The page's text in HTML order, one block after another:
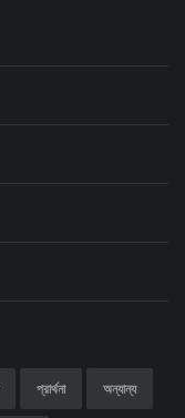
প্রার্থনা অন্যান্য